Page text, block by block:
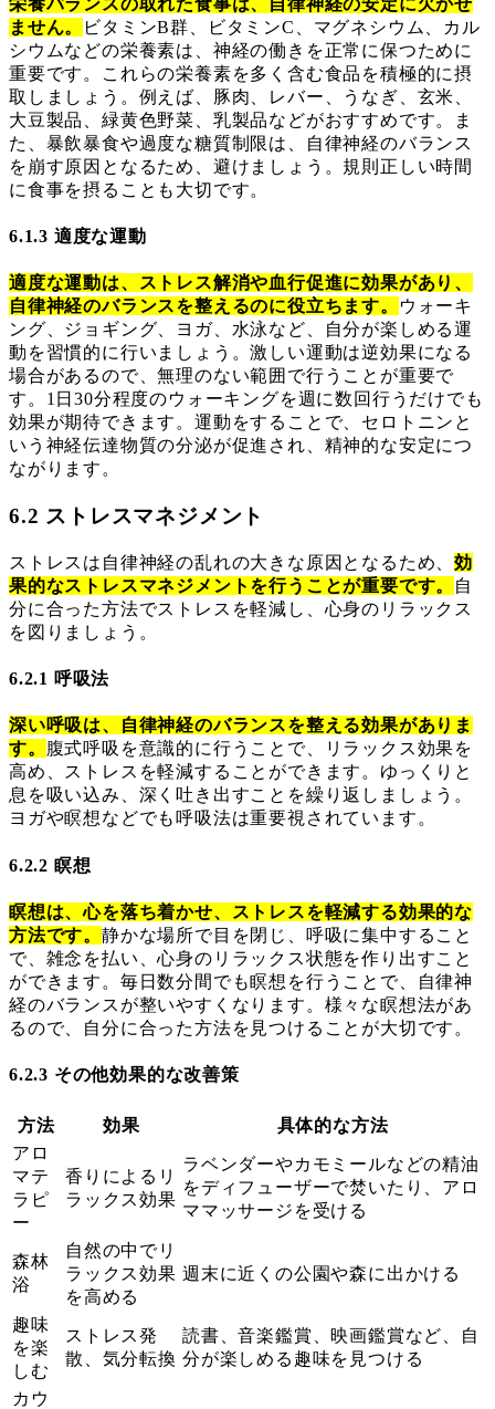
栄養バランスの取れた食事は、自律神経の安定に欠かせ
ません。
ビタミンB群、ビタミンC、マグネシウム、カル
シウムなどの栄養素は、神経の働きを正常に保つために
重要です。これらの栄養素を多く含む食品を積極的に摂
取しましょう。例えば、豚肉、レバー、うなぎ、玄米、
大豆製品、緑黄色野菜、乳製品などがおすすめです。ま
た、暴飲暴食や過度な糖質制限は、自律神経のバランス
を崩す原因となるため、避けましょう。規則正しい時間
に食事を摂ることも大切です。
6.1.3 適度な運動
適度な運動は、ストレス解消や血行促進に効果があり、
自律神経のバランスを整えるのに役立ちます。
ウォーキ
ング、ジョギング、ヨガ、水泳など、自分が楽しめる運
動を習慣的に行いましょう。激しい運動は逆効果になる
場合があるので、無理のない範囲で行うことが重要で
す。1日30分程度のウォーキングを週に数回行うだけでも
効果が期待できます。運動をすることで、セロトニンと
いう神経伝達物質の分泌が促進され、精神的な安定につ
ながります。
6.2 ストレスマネジメント
ストレスは自律神経の乱れの大きな原因となるため、効
果的なストレスマネジメントを行うことが重要です。
自
分に合った方法でストレスを軽減し、心身のリラックス
を図りましょう。
6.2.1 呼吸法
深い呼吸は、自律神経のバランスを整える効果がありま
す。 腹式呼吸を意識的に行うことで、リラックス効果を
高め、ストレスを軽減することができます。ゆっくりと
息を吸い込み、深く吐き出すことを繰り返しましょう。
ヨガや瞑想などでも呼吸法は重要視されています。
6.2.2 瞑想
瞑想は、心を落ち着かせ、ストレスを軽減する効果的な
方法です。 静かな場所で目を閉じ、呼吸に集中すること
で、雑念を払い、心身のリラックス状態を作り出すこと
ができます。毎日数分間でも瞑想を行うことで、自律神
経のバランスが整いやすくなります。様々な瞑想法があ
るので、自分に合った方法を見つけることが大切です。
6.2.3 その他効果的な改善策
方法 効果
具体的な方法
アロ
マテ
ラピ
ー
香りによるリ
ラックス効果
ラベンダーやカモミールなどの精油
をディフューザーで焚いたり、アロ
ママッサージを受ける
森林
浴
自然の中でリ
ラックス効果
を高める
週末に近くの公園や森に出かける
趣味
を楽
しむ
ストレス発
散、気分転換
読書、音楽鑑賞、映画鑑賞など、自
分が楽しめる趣味を見つける
カウ